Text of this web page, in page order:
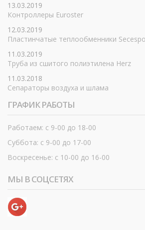
13.03.2019
Контроллеры Euroster
12.03.2019
Пластинчатые теплообменники
11.03.2019
Труба из сшитого полиэтилена Herz
11.03.2018
Сепараторы воздуха и шлама
ГРАФИК РАБОТЫ
Работаем: с 9-00 до 18-00
Суббота: с 9-00 до 17-00
Воскресенье: с 10-00 до 16-00
МЫ В СОЦСЕТЯХ